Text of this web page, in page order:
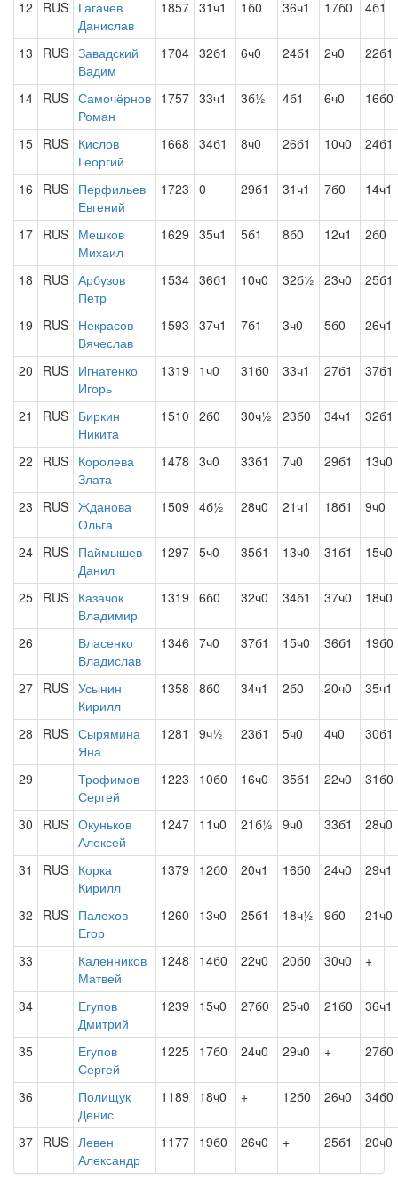
12 RUS Гагачев
Данислав
1857 31ч1 1б0 36ч1 17б0 4б1
13 RUS Завадский
Вадим
1704 32б1 6ч0 24б1 2ч0 22б1
14 RUS Самочёрнов
Роман
1757 33ч1 3б½ 4б1 6ч0 16б0
15 RUS Кислов
Георгий
1668 34б1 8ч0 26б1 10ч0 24б1
16 RUS Перфильев
Евгений
1723 0 29б1 31ч1 7б0 14ч1
17 RUS Мешков
Михаил
1629 35ч1 5б1 8б0 12ч1 2б0
18 RUS Арбузов
Пётр
1534 36б1 10ч0 32б½ 23ч0 25б1
19 RUS Некрасов
Вячеслав
1593 37ч1 7б1 3ч0 5б0 26ч1
20 RUS Игнатенко
Игорь
1319 1ч0 31б0 33ч1 27б1 37б1
21 RUS Биркин
Никита
1510 2б0 30ч½ 23б0 34ч1 32б1
22 RUS Королева
Злата
1478 3ч0 33б1 7ч0 29б1 13ч0
23 RUS Жданова
Ольга
1509 4б½ 28ч0 21ч1 18б1 9ч0
24 RUS Паймышев
Данил
1297 5ч0 35б1 13ч0 31б1 15ч0
25 RUS Казачок
Владимир
1319 6б0 32ч0 34б1 37ч0 18ч0
26
Власенко
Владислав
1346 7ч0 37б1 15ч0 36б1 19б0
27 RUS Усынин
Кирилл
1358 8б0 34ч1 2б0 20ч0 35ч1
28 RUS Сырямина
Яна
1281 9ч½ 23б1 5ч0 4ч0 30б1
29
Трофимов
Сергей
1223 10б0 16ч0 35б1 22ч0 31б0
30 RUS Окуньков
Алексей
1247 11ч0 21б½ 9ч0 33б1 28ч0
31 RUS Корка
Кирилл
1379 12б0 20ч1 16б0 24ч0 29ч1
32 RUS Палехов
Егор
1260 13ч0 25б1 18ч½ 9б0 21ч0
33
Каленников
Матвей
1248 14б0 22ч0 20б0 30ч0 +
34
Егупов
Дмитрий
1239 15ч0 27б0 25ч0 21б0 36ч1
35
Егупов
Сергей
1225 17б0 24ч0 29ч0 + 27б0
36
Полищук
Денис
1189 18ч0 + 12б0 26ч0 34б0
37 RUS Левен
Александр
1177 19б0 26ч0 + 25б1 20ч0